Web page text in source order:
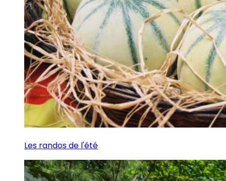
Les randos de l'été